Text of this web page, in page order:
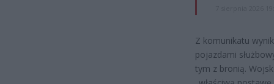
Z komunikatu
pojazdami
tym z bronią.